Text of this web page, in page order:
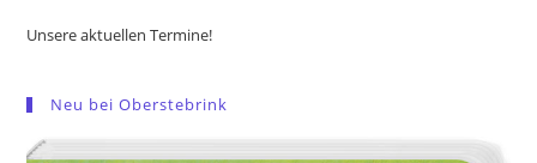
Unsere aktuellen Termine!
Neu bei Oberstebrink